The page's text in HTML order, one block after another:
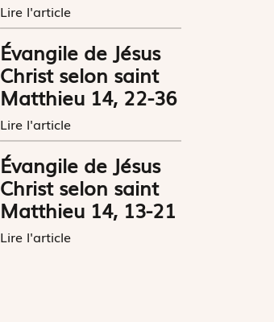
Lire l'article
Évangile de Jésus
Christ selon saint
Matthieu 14, 22-36
Lire l'article
Évangile de Jésus
Christ selon saint
Matthieu 14, 13-21
Lire l'article